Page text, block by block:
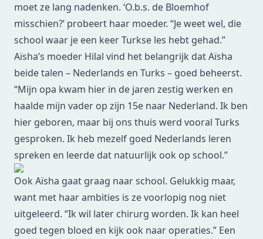
moet ze lang nadenken. ‘O.b.s. de Bloemhof
misschien?’ probeert haar moeder. “Je weet wel, die
school waar je een keer Turkse les hebt gehad.”
Aïsha’s moeder Hilal vind het belangrijk dat Aïsha
beide talen – Nederlands en Turks – goed beheerst.
“Mijn opa kwam hier in de jaren zestig werken en
haalde mijn vader op zijn 15e naar Nederland. Ik ben
hier geboren, maar bij ons thuis werd vooral Turks
gesproken. Ik heb mezelf goed Nederlands leren
spreken en leerde dat natuurlijk ook op school.”
Ook Aïsha gaat graag naar school. Gelukkig maar,
want met haar ambities is ze voorlopig nog niet
uitgeleerd. “Ik wil later chirurg worden. Ik kan heel
goed tegen bloed en kijk ook naar operaties.” Een